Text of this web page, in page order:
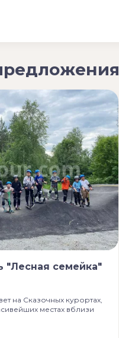
"Лесная семейка"
на Сказочных курортах,
местах вблизи